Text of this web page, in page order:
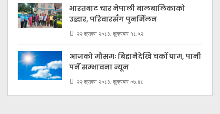
भारतबाट चार नेपाली बालबालिकाको
उद्धार, परिवारसँग पुनर्मिलन
२२ श्रावण २०८३, शुक्रबार १८:५२
आजको मौसमः बिहानैदेखि चर्को घाम, पानी
पर्ने सम्भावना न्यून
२२ श्रावण २०८३, शुक्रबार ०७:४८